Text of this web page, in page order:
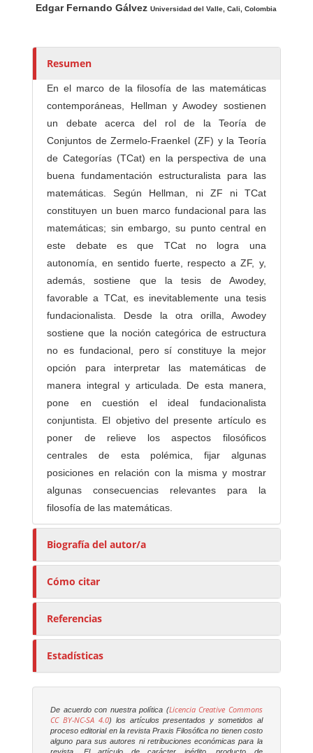
Edgar Fernando GálvezUniversidad del Valle, Cali, Colombia
Resumen
En el marco de la filosofía de las matemáticas
contemporáneas, Hellman y Awodey sostienen
un debate acerca del rol de la Teoría de
Conjuntos de Zermelo-Fraenkel (ZF) y la Teoría
de Categorías (TCat) en la perspectiva de una
buena fundamentación estructuralista para las
matemáticas. Según Hellman, ni ZF ni TCat
constituyen un buen marco fundacional para las
matemáticas; sin embargo, su punto central en
este debate es que TCat no logra una
autonomía, en sentido fuerte, respecto a ZF, y,
además, sostiene que la tesis de Awodey,
favorable a TCat, es inevitablemente una tesis
fundacionalista. Desde la otra orilla, Awodey
sostiene que la noción categórica de estructura
no es fundacional, pero sí constituye la mejor
opción para interpretar las matemáticas de
manera integral y articulada. De esta manera,
pone en cuestión el ideal fundacionalista
conjuntista. El objetivo del presente artículo es
poner de relieve los aspectos filosóficos
centrales de esta polémica, fijar algunas
posiciones en relación con la misma y mostrar
algunas consecuencias relevantes para la
filosofía de las matemáticas.
Biografía del autor/a
Cómo citar
Referencias
Estadísticas
De acuerdo con nuestra política (Licencia Creative Commons
CC BY-NC-SA 4.0) los artículos presentados y sometidos al
proceso editorial en la revistaPraxis Filosófica no tienen costo
alguno para sus autores ni retribuciones económicas para la